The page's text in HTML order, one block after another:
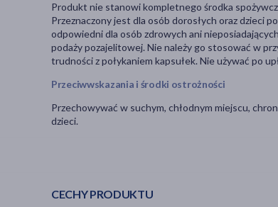
Produkt nie stanowi kompletnego środka
Przeznaczony jest dla osób dorosłych oraz dzieci
odpowiedni dla osób zdrowych ani
podaży pozajelitowej. Nie należy go stosować w
trudności z połykaniem kapsułek. Nie używać po
Przeciwwskazania i środki ostrożności
Przechowywać w suchym, chłodnym miejscu,
dzieci.
CECHY PRODUKTU